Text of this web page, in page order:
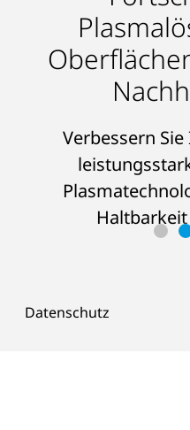
NEHMEN SIE AN
IN DER
Verbessern
mit
LESEN SIE DIE
Plasma®
smarter
ERFAHREN
Datenschutz